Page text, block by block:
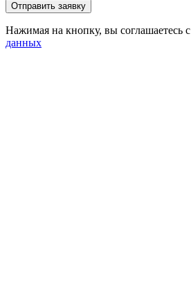
Нажимая на кнопку, вы соглашаетесь с
данных